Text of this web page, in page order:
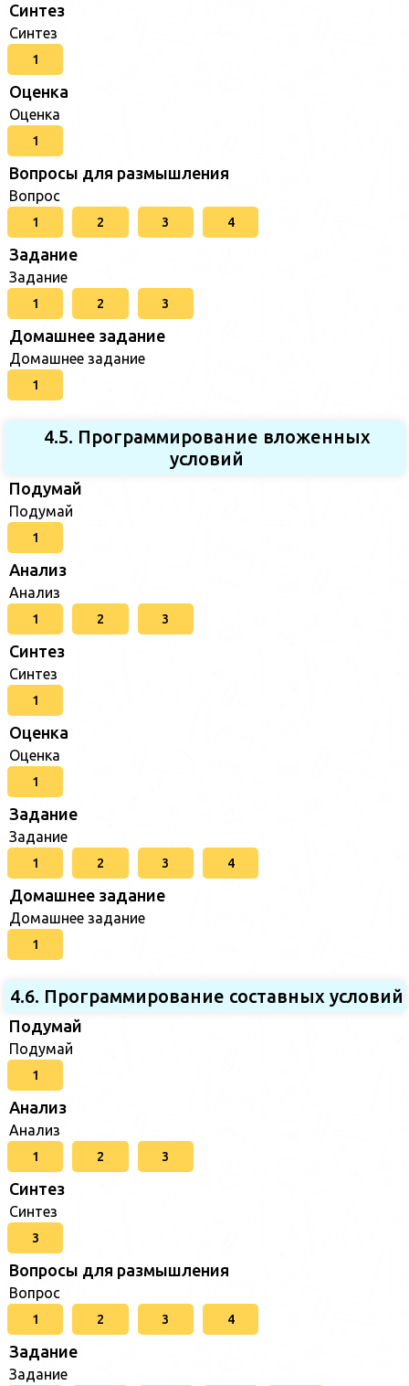
Синтез
Синтез
1
Оценка
Оценка
1
Вопросы для размышления
Вопрос
1 2 3 4
Задание
Задание
1 2 3
Домашнее задание
Домашнее задание
1
4.5. Программирование вложенных
условий
Подумай
Подумай
1
Анализ
Анализ
1 2 3
Синтез
Синтез
1
Оценка
Оценка
1
Задание
Задание
1 2 3 4
Домашнее задание
Домашнее задание
1
4.6. Программирование составных условий
Подумай
Подумай
1
Анализ
Анализ
1 2 3
Синтез
Синтез
3
Вопросы для размышления
Вопрос
1 2 3 4
Задание
Задание